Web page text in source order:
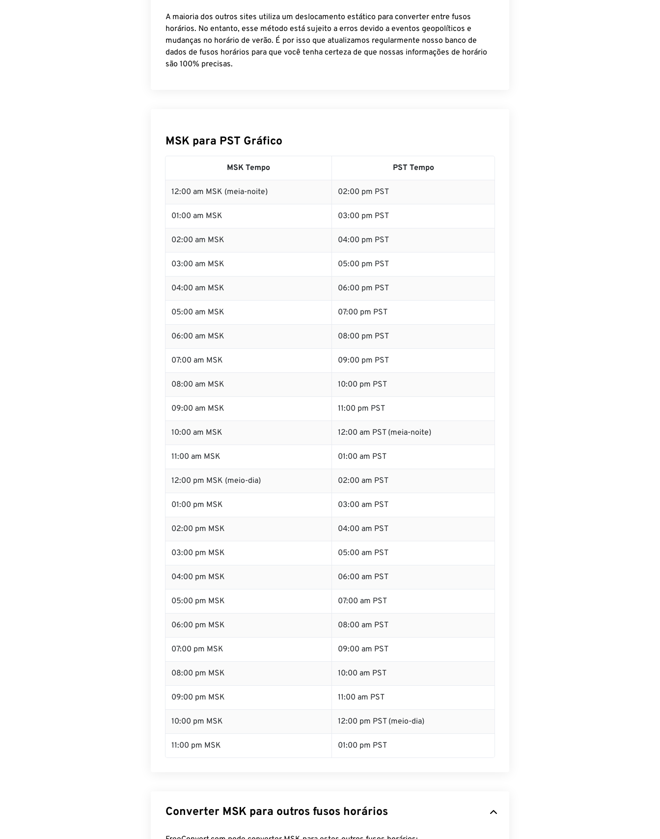
A maioria dos outros sites utiliza um deslocamento estático para converter entre fusos
horários. No entanto, esse método está sujeito a erros devido a eventos geopolíticos e
mudanças no horário de verão. É por isso que atualizamos regularmente nosso banco de
dados de fusos horários para que você tenha certeza de que nossas informações de horário
são 100% precisas.
MSK para PST Gráfico
MSK Tempo PST Tempo
12:00 am MSK (meia-noite) 02:00 pm PST
01:00 am MSK 03:00 pm PST
02:00 am MSK 04:00 pm PST
03:00 am MSK 05:00 pm PST
04:00 am MSK 06:00 pm PST
05:00 am MSK 07:00 pm PST
06:00 am MSK 08:00 pm PST
07:00 am MSK 09:00 pm PST
08:00 am MSK 10:00 pm PST
09:00 am MSK 11:00 pm PST
10:00 am MSK 12:00 am PST (meia-noite)
11:00 am MSK 01:00 am PST
12:00 pm MSK (meio-dia) 02:00 am PST
01:00 pm MSK 03:00 am PST
02:00 pm MSK 04:00 am PST
03:00 pm MSK 05:00 am PST
04:00 pm MSK 06:00 am PST
05:00 pm MSK 07:00 am PST
06:00 pm MSK 08:00 am PST
07:00 pm MSK 09:00 am PST
08:00 pm MSK 10:00 am PST
09:00 pm MSK 11:00 am PST
10:00 pm MSK 12:00 pm PST (meio-dia)
11:00 pm MSK 01:00 pm PST
Converter MSK para outros fusos horários